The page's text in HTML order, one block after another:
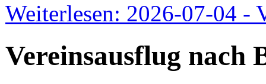
Weiterlesen: 2026-07-04 -
Vereinsausflug nach